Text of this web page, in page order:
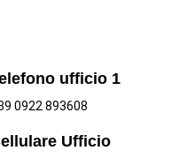
ufficio 1
0922 893608
Ufficio